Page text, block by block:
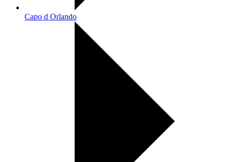
Capo d Orlando